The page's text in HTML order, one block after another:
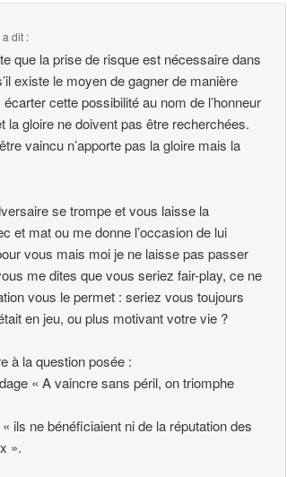
a dit :
que la prise de risque est nécessaire dans
existe le moyen de gagner de manière
cette possibilité au nom de l’honneur
la gloire ne doivent pas être recherchées.
vaincu n’apporte pas la gloire mais la
se trompe et vous laisse la
et mat ou me donne l’occasion de lui
vous mais moi je ne laisse pas passer
me dites que vous seriez fair-play, ce ne
vous le permet : seriez vous toujours
en jeu, ou plus motivant votre vie ?
à la question posée :
« A vaincre sans péril, on triomphe
ils ne bénéficiaient ni de la réputation des
».